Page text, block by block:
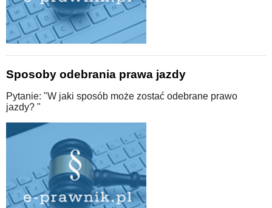
Sposoby odebrania prawa jazdy
Pytanie: "W jaki sposób może zostać odebrane prawo
jazdy? "